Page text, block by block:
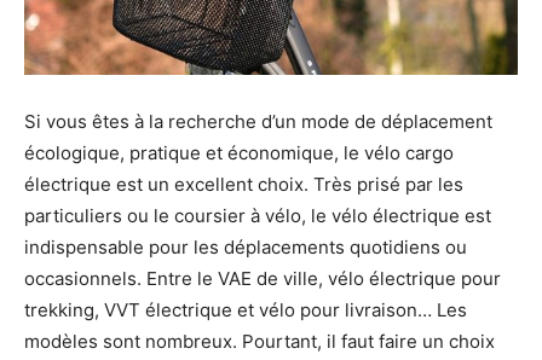
Si vous êtes à la recherche d’un mode de déplacement
écologique, pratique et économique, le vélo cargo
électrique est un excellent choix. Très prisé par les
particuliers ou le coursier à vélo, le vélo électrique est
indispensable pour les déplacements quotidiens ou
occasionnels. Entre le VAE de ville, vélo électrique pour
trekking, VVT électrique et vélo pour livraison… Les
modèles sont nombreux. Pourtant, il faut faire un choix